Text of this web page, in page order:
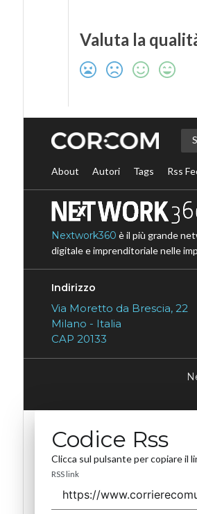
Valuta la
About Autori Tags Rss
Nextwork360 è il più grande
digitale e imprenditoriale nelle
Indirizzo
Via Moretto da Brescia, 22
Milano - Italia
CAP 20133
Codice Rss
Clicca sul pulsante per copiare il
RSS link